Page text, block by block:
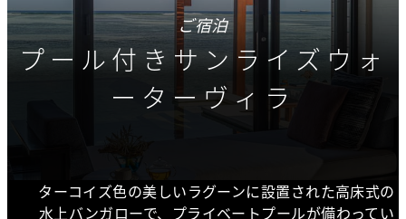
ご宿泊
プール付きサンライズウォ
ーターヴィラ
ターコイズ色の美しいラグーンに設置された高床式の
水上バンガローで、プライベートプールが備わってい